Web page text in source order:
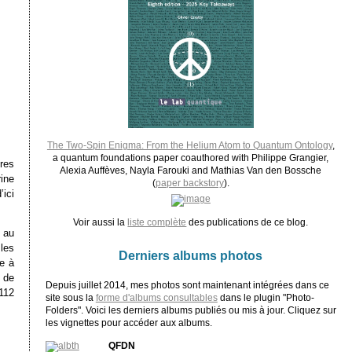
au
à
de
The Two-Spin Enigma: From the Helium Atom to Quantum Ontology,
a quantum foundations paper coauthored with Philippe Grangier,
Alexia Auffèves, Nayla Farouki and Mathias Van den Bossche
(paper backstory).
Voir aussi la liste complète des publications de ce blog.
Derniers albums photos
Depuis juillet 2014, mes photos sont maintenant intégrées dans ce
site sous la forme d'albums consultablesdans le plugin "Photo-
Folders". Voici les derniers albums publiés ou mis à jour. Cliquez sur
les vignettes pour accéder aux albums.
QFDN